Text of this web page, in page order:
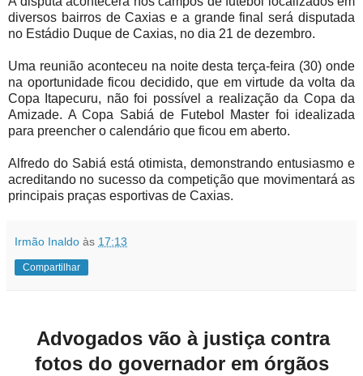
diversos bairros de Caxias e a grande final será disputada
no Estádio Duque de Caxias, no dia 21 de dezembro.
Uma reunião aconteceu na noite desta terça-feira (30) onde
na oportunidade ficou decidido, que em virtude da volta da
Copa Itapecuru, não foi possível a realização da Copa da
Amizade. A Copa Sabiá de Futebol Master foi idealizada
para preencher o calendário que ficou em aberto.
Alfredo do Sabiá está otimista, demonstrando entusiasmo e
acreditando no sucesso da competição que movimentará as
principais praças esportivas de Caxias.
Irmão Inaldo às 17:13
Compartilhar
Advogados vão à justiça contra
fotos do governador em órgãos